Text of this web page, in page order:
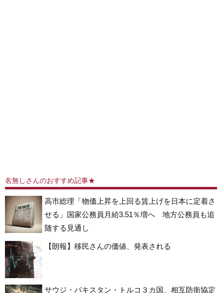
名無しさんのおすすめ記事★
高市総理「物価上昇を上回る賃上げを日本に定着さ
せる」国家公務員月給3.51％増へ 地方公務員も追
随する見通し
【朗報】移民さんの価値、発表される
サウジ・パキスタン・トルコ３カ国、相互防衛協定